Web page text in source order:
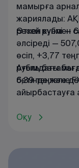
мамырға
жариялады:
ресей рублі —
Өткен күнмен
әлсіреді —
өсіп, +3,77
рубль бағамы
6,39 теңгеге
Ағымдағы
бетіндежәне
айырбастауға
Оқу